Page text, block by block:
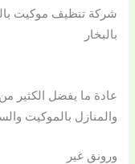
شركة تنظيف موكيت
بالبخار
عادة ما يفضل الكثير
والمنازل بالموكيت
ورونق غير